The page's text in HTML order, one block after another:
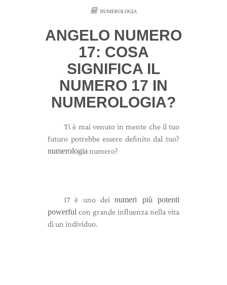
NUMEROLOGIA
ANGELO NUMERO
17: COSA
SIGNIFICA IL
NUMERO 17 IN
NUMEROLOGIA?
Ti è mai venuto in mente che il tuo
futuro potrebbe essere definito dal tuo?
numerologia numero?
17 è uno deinumeri più potenti
powerful con grande influenza nella vita
di un individuo.